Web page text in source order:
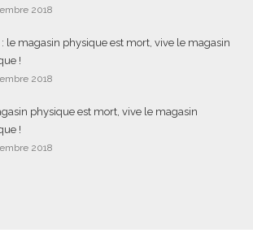
2018
: le magasin physique est mort, vive le magasin
!
2018
physique est mort, vive le magasin
!
2018